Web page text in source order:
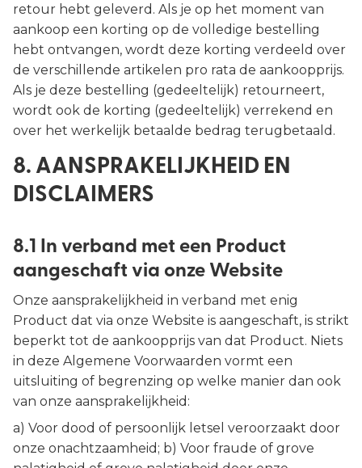
retour hebt geleverd. Als je op het moment van
aankoop een korting op de volledige bestelling
hebt ontvangen, wordt deze korting verdeeld over
de verschillende artikelen pro rata de aankoopprijs.
Als je deze bestelling (gedeeltelijk) retourneert,
wordt ook de korting (gedeeltelijk) verrekend en
over het werkelijk betaalde bedrag terugbetaald.
8. AANSPRAKELIJKHEID EN
DISCLAIMERS
8.1 In verband met een Product
aangeschaft via onze Website
Onze aansprakelijkheid in verband met enig
Product dat via onze Website is aangeschaft, is strikt
beperkt tot de aankoopprijs van dat Product. Niets
in deze Algemene Voorwaarden vormt een
uitsluiting of begrenzing op welke manier dan ook
van onze aansprakelijkheid:
a) Voor dood of persoonlijk letsel veroorzaakt door
onze onachtzaamheid; b) Voor fraude of grove